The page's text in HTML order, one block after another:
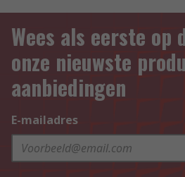
Wees als eerste op
onze nieuwste
aanbiedingen
E-mailadres